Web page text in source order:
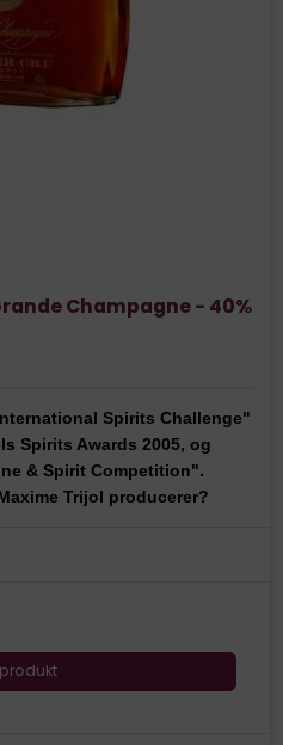
Champagne - 40%
Spirits Challenge"
Spirits Awards 2005, og
& Spirit Competition".
Trijol producerer?